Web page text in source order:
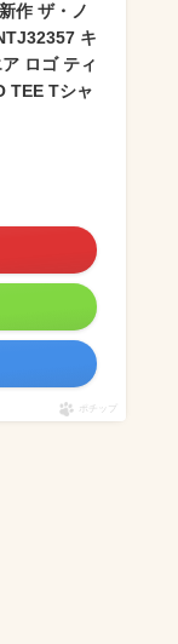
作 ザ・ノ
キ
ロゴ ティ
TEE Tシャ
ポチップ